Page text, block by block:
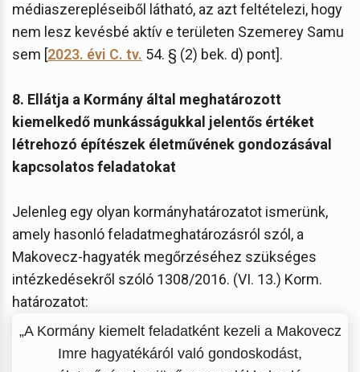
médiaszerepléseiből látható, az azt feltételezi, hogy
nem lesz kevésbé aktív e területen Szemerey Samu
sem [2023. évi C. tv. 54. § (2) bek. d) pont].
8. Ellátja a Kormány által meghatározott
kiemelkedő munkásságukkal jelentős értéket
létrehozó építészek életművének gondozásával
kapcsolatos feladatokat
Jelenleg egy olyan kormányhatározatot ismerünk,
amely hasonló feladatmeghatározásról szól, a
Makovecz-hagyaték megőrzéséhez szükséges
intézkedésekről szóló 1308/2016. (VI. 13.) Korm.
határozatot:
„A Kormány kiemelt feladatként kezeli a Makovecz
Imre hagyatékáról való gondoskodást,